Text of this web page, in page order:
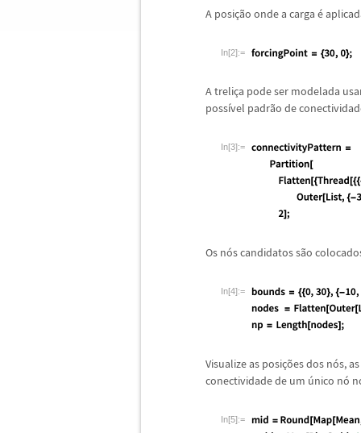
A posição onde a carga é
In[2]:=
A treliça pode ser modelada
possível padrão de
In[3]:=
Os nós candidatos são
In[4]:=
Visualize as posições dos nós,
conectividade de um único nó
In[5]:=